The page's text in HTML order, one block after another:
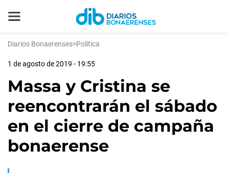
Diarios Bonaerenses>Política
1 de agosto de 2019 - 19:55
Massa y Cristina se
reencontrarán el sábado
en el cierre de campaña
bonaerense